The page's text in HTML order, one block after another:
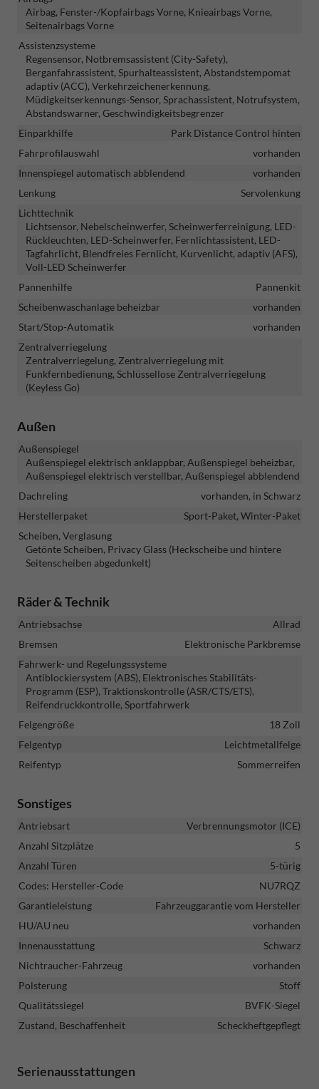
Airbag, Fenster-/Kopfairbags Vorne, Knieairbags Vorne,
Seitenairbags Vorne
Assistenzsysteme
Regensensor, Notbremsassistent (City-Safety),
Berganfahrassistent, Spurhalteassistent, Abstandstempomat
adaptiv (ACC), Verkehrzeichenerkennung,
Müdigkeitserkennungs-Sensor, Sprachassistent, Notrufsystem,
Abstandswarner, Geschwindigkeitsbegrenzer
Einparkhilfe
Park Distance Control hinten
Fahrprofilauswahl
vorhanden
Innenspiegel automatisch abblendend
vorhanden
Lenkung
Servolenkung
Lichttechnik
Lichtsensor, Nebelscheinwerfer, Scheinwerferreinigung, LED-
Rückleuchten, LED-Scheinwerfer, Fernlichtassistent, LED-
Tagfahrlicht, Blendfreies Fernlicht, Kurvenlicht, adaptiv (AFS),
Voll-LED Scheinwerfer
Pannenhilfe
Pannenkit
Scheibenwaschanlage beheizbar
vorhanden
Start/Stop-Automatik
vorhanden
Zentralverriegelung
Zentralverriegelung, Zentralverriegelung mit
Funkfernbedienung, Schlüssellose Zentralverriegelung
(Keyless Go)
Außen
Außenspiegel
Außenspiegel elektrisch anklappbar, Außenspiegel beheizbar,
Außenspiegel elektrisch verstellbar, Außenspiegel abblendend
Dachreling
vorhanden, in Schwarz
Herstellerpaket
Sport-Paket, Winter-Paket
Scheiben, Verglasung
Getönte Scheiben, Privacy Glass (Heckscheibe und hintere
Seitenscheiben abgedunkelt)
Räder & Technik
Antriebsachse
Allrad
Bremsen
Elektronische Parkbremse
Fahrwerk- und Regelungssysteme
Antiblockiersystem (ABS), Elektronisches Stabilitäts-
Programm (ESP), Traktionskontrolle (ASR/CTS/ETS),
Reifendruckkontrolle, Sportfahrwerk
Felgengröße
18 Zoll
Felgentyp
Leichtmetallfelge
Reifentyp
Sommerreifen
Sonstiges
Antriebsart
Verbrennungsmotor (ICE)
Anzahl Sitzplätze
5
Anzahl Türen
5-türig
Codes: Hersteller-Code
NU7RQZ
Garantieleistung
Fahrzeuggarantie vom Hersteller
HU/AU neu
vorhanden
Innenausstattung
Schwarz
Nichtraucher-Fahrzeug
vorhanden
Polsterung
Stoff
Qualitätssiegel
BVFK-Siegel
Zustand, Beschaffenheit
Scheckheftgepflegt
Serienausstattungen